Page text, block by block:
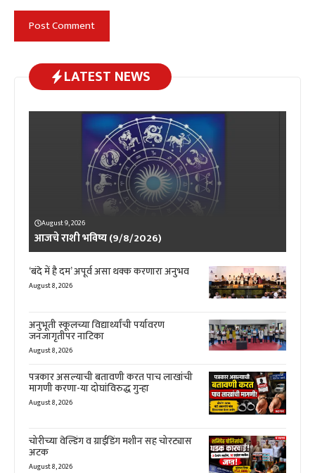
LATEST NEWS
August 9, 2026
आजचे राशी भविष्य (9/8/2026)
‘बंदे में है दम’ अपूर्व असा थक्क करणारा अनुभव
August 8, 2026
अनुभूती स्कूलच्या विद्यार्थ्यांची पर्यावरण
जनजागृतीपर नाटिका
August 8, 2026
पत्रकार असल्याची बतावणी करत पाच लाखांची
मागणी करणा-या दोघांविरुद्ध गुन्हा
August 8, 2026
चोरीच्या वेल्डिंग व ग्राईडिंग मशीन सह चोरट्यास
अटक
August 8, 2026